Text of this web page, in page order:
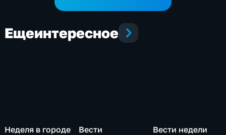
Ещеинтересное
Неделя в городе Вести Вести недели